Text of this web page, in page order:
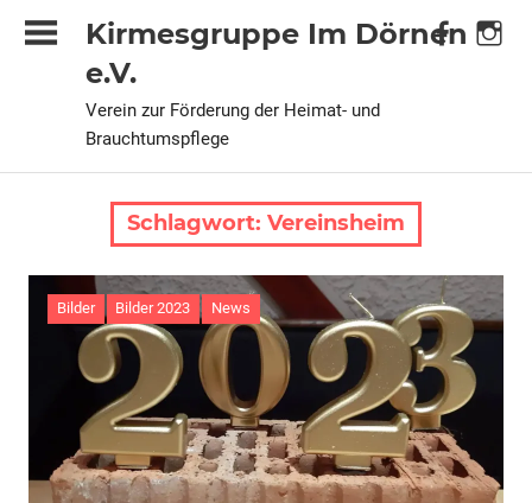
Inhalt
Kirmesgruppe Im Dörnen
e.V.
Verein zur Förderung der Heimat- und
Brauchtumspflege
Schlagwort: Vereinsheim
Bilder Bilder 2023 News